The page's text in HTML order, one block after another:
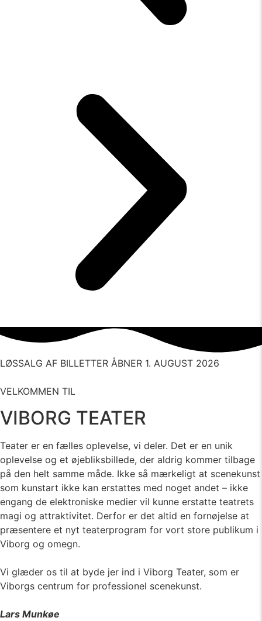
LØSSALG AF BILLETTER ÅBNER 1. AUGUST 2026
VELKOMMEN TIL
VIBORG TEATER
Teater er en fælles oplevelse, vi deler. Det er en unik
oplevelse og et øjebliksbillede, der aldrig kommer tilbage
på den helt samme måde. Ikke så mærkeligt at scenekunst
som kunstart ikke kan erstattes med noget andet – ikke
engang de elektroniske medier vil kunne erstatte teatrets
magi og attraktivitet. Derfor er det altid en fornøjelse at
præsentere et nyt teaterprogram for vort store publikum i
Viborg og omegn.
Vi glæder os til at byde jer ind i Viborg Teater, som er
Viborgs centrum for professionel scenekunst.
Lars Munkøe